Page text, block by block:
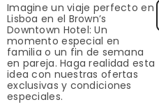
Imagine un viaje perfecto en
Lisboa en el Brown’s
Downtown Hotel: Un
momento especial en
familia o un fin de semana
en pareja. Haga realidad esta
idea con nuestras ofertas
exclusivas y condiciones
especiales.